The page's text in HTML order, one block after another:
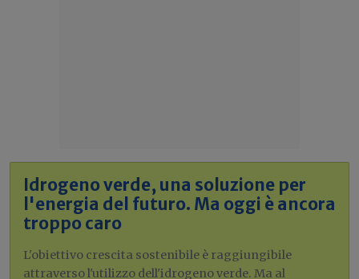
Idrogeno verde, una soluzione per
l'energia del futuro. Ma oggi è ancora
troppo caro
L'obiettivo crescita sostenibile è raggiungibile
attraverso l'utilizzo dell'idrogeno verde. Ma al